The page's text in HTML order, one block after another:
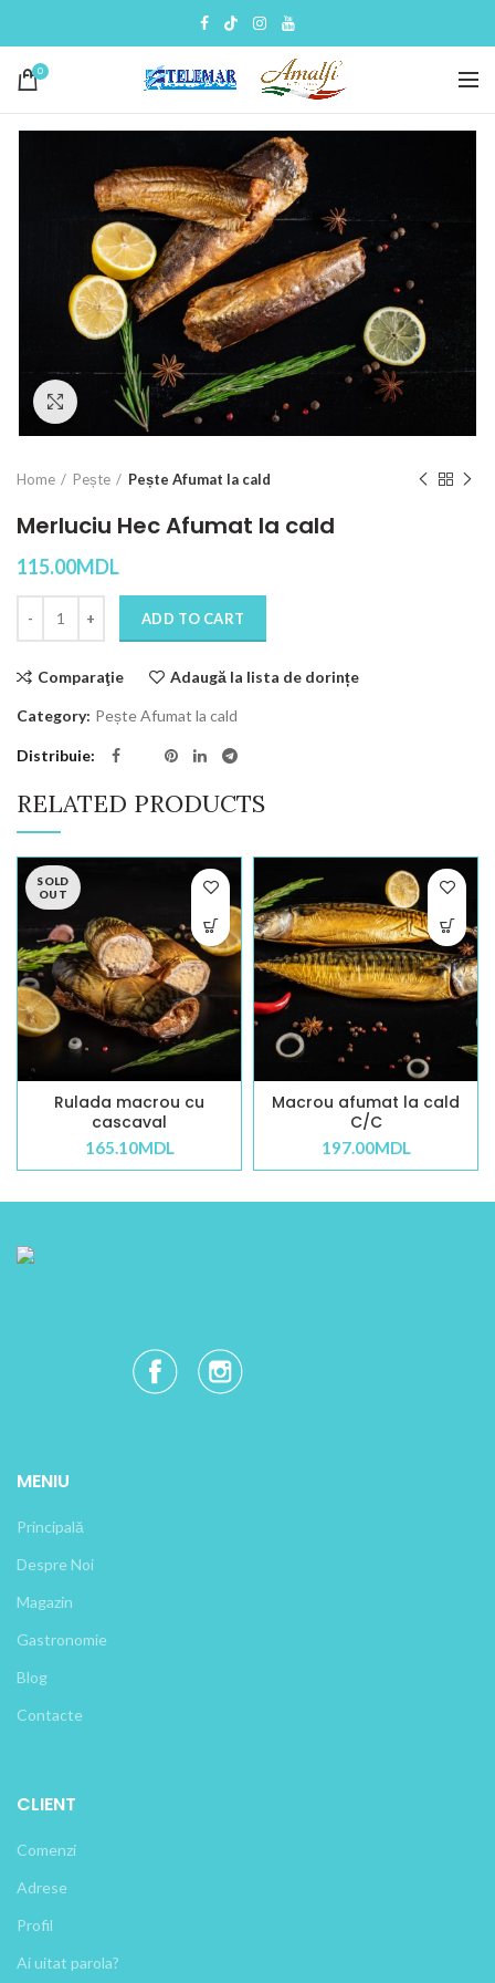
0
Click to enlarge
Home Pește Pește Afumat la cald
Merluciu Hec Afumat la cald
115.00MDL
ADD TO CART
Comparaţie Adaugă la lista de dorințe
Category: Pește Afumat la cald
Distribuie
RELATED PRODUCTS
SOLD
OUT
Rulada macrou cu
cascaval
165.10MDL
Macrou afumat la cald
C/C
197.00MDL
MENIU
Principală
Despre Noi
Magazin
Gastronomie
Blog
Contacte
CLIENT
Comenzi
Adrese
Profil
Ai uitat parola?